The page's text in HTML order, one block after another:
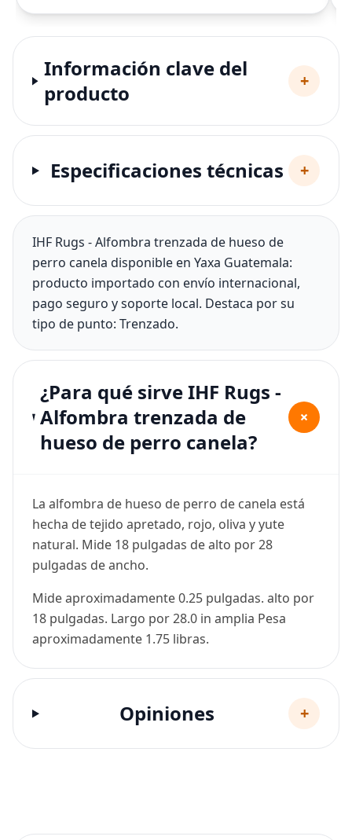
Información clave del
producto
+
Especificaciones técnicas +
IHF Rugs - Alfombra trenzada de hueso de
perro canela disponible en Yaxa Guatemala:
producto importado con envío internacional,
pago seguro y soporte local. Destaca por su
tipo de punto: Trenzado.
¿Para qué sirve IHF Rugs -
Alfombra trenzada de
hueso de perro canela?
+
La alfombra de hueso de perro de canela está
hecha de tejido apretado, rojo, oliva y yute
natural. Mide 18 pulgadas de alto por 28
pulgadas de ancho.
Mide aproximadamente 0.25 pulgadas. alto por
18 pulgadas. Largo por 28.0 in amplia Pesa
aproximadamente 1.75 libras.
Opiniones +